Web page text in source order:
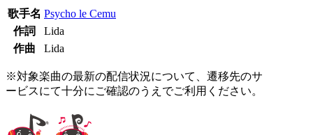
歌手名 Psycho le Cemu
作詞
Lida
作曲
Lida
※対象楽曲の最新の配信状況について、遷移先のサ
ービスにて十分にご確認のうえでご利用ください。